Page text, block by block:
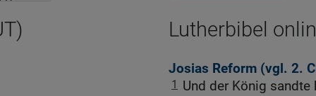
Lutherbibel
Josias Reform (vgl. 2.
1
Und der König